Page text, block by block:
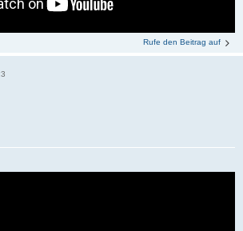
Rufe den Beitrag auf